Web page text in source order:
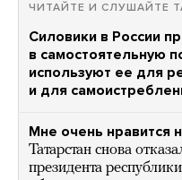
ЧИТАЙТЕ И СЛУШАЙТЕ
Силовики в России
в самостоятельную
используют ее для
и для
Мне очень нравится
Татарстан снова
президента